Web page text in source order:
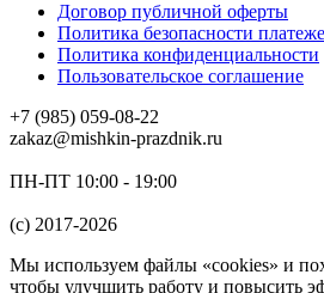
Договор публичной оферты
Политика безопасности
Политика конфиденциальности
Пользовательское соглашение
+7 (985) 059-08-22
zakaz@mishkin-prazdnik.ru
ПН-ПТ 10:00 - 19:00
(c) 2017-2026
Мы используем файлы «cookies» и
чтобы улучшить работу и повысить